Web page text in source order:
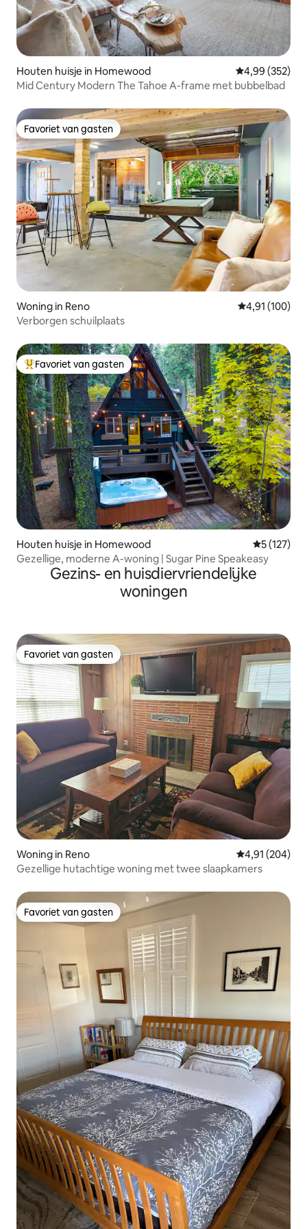
Houten huisje in Homewood Gemiddelde
4,99 (352)
Mid Century Modern The Tahoe A-frame met bubbelbad
Favoriet van gasten
Favoriet van gasten
Woning in Reno Gemiddelde
4,91 (100)
Verborgen schuilplaats
Topfavoriet van gasten
Favoriet van gasten
Houten huisje in Homewood
5 (127)
Gezellige, moderne A-woning | Sugar Pine Speakeasy
Gezins- en huisdiervriendelijke
woningen
Favoriet van gasten
Favoriet van gasten
Woning in Reno Gemiddelde
4,91 (204)
Gezellige hutachtige woning met twee slaapkamers
Favoriet van gasten
Favoriet van gasten